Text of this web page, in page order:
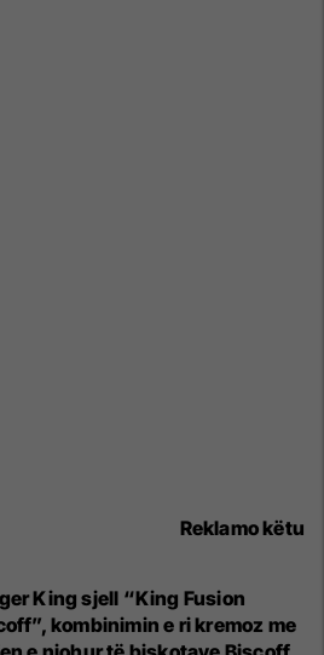
Reklamo këtu
King sjell “King Fusion
kombinimin e ri kremoz me